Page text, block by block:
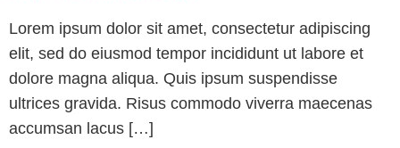
Lorem ipsum dolor sit amet, consectetur adipiscing
elit, sed do eiusmod tempor incididunt ut labore et
dolore magna aliqua. Quis ipsum suspendisse
ultrices gravida. Risus commodo viverra maecenas
accumsan lacus […]